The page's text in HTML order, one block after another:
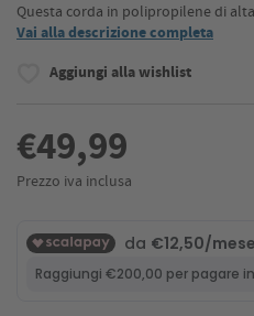
Questa corda in polipropilene di
Vai alla descrizione completa
Aggiungi alla wishlist
€49,99
Prezzo iva inclusa